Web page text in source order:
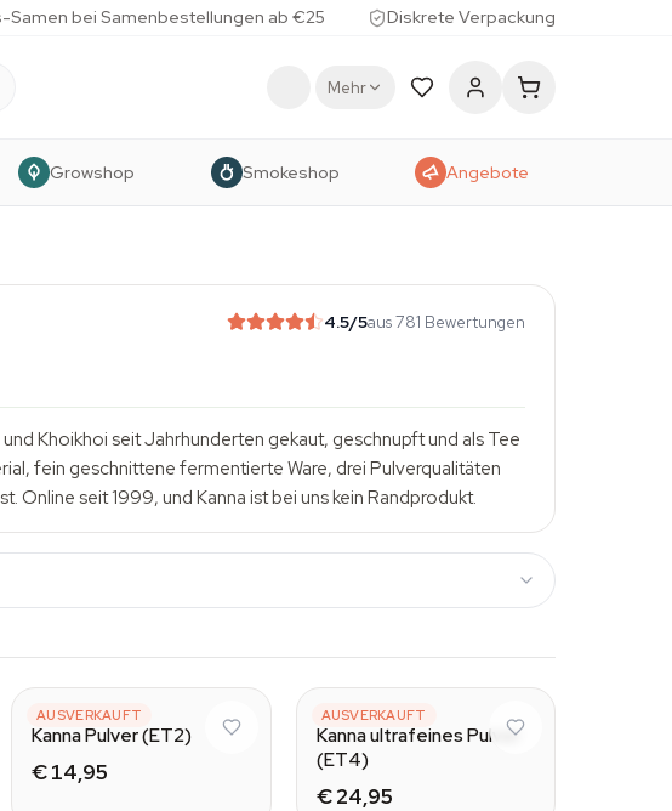
Samen bei Samenbestellungen ab €25 Diskrete Verpackung
Mehr
Growshop Smokeshop Angebote
4.5/5aus 781 Bewertungen
Khoikhoi seit Jahrhunderten gekaut, geschnupft und als Tee
fein geschnittene fermentierte Ware, drei Pulverqualitäten
Online seit 1999, und Kanna ist bei uns kein Randprodukt.
AUSVERKAUFT
AZARIUS
Kanna Pulver (ET2)
€ 14,95
AUSVERKAUFT
AZARIUS
Kanna ultrafeines Pulver
(ET4)
€ 24,95